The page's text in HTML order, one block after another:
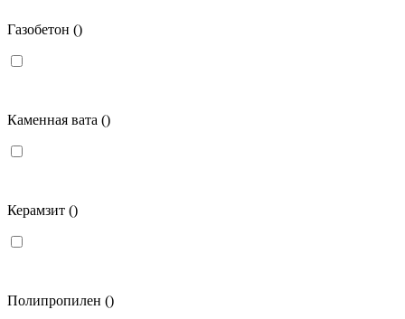
Газобетон ()
Каменная вата ()
Керамзит ()
Полипропилен ()